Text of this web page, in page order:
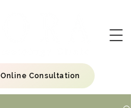
Online Consultation